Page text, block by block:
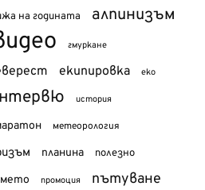
на годината алпинизъм
гмуркане
екипировка еко
история
метеорология
планина полезно
промоция пътуване